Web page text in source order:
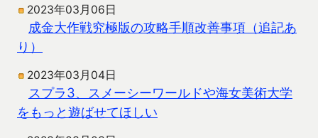
2023年03月06日
成金大作戦究極版の攻略手順改善事項（追記あ
り）
2023年03月04日
スプラ3、スメーシーワールドや海女美術大学
をもっと遊ばせてほしい